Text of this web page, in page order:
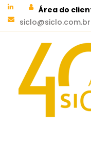
Área do
siclo@siclo.com.br